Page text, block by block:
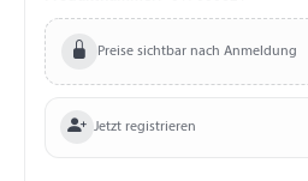
Preise sichtbar nach Anmeldung
Jetzt registrieren